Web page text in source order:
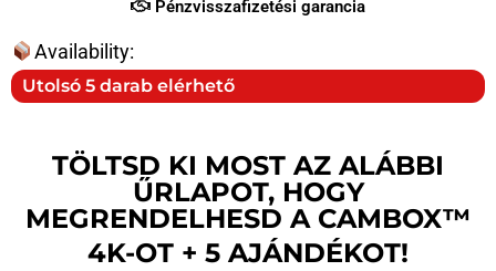
Pénzvisszafizetési garancia
Availability:
Utolsó 5 darab elérhető
TÖLTSD KI MOST AZ ALÁBBI
ŰRLAPOT, HOGY
MEGRENDELHESD A CAMBOX™
4K-OT + 5 AJÁNDÉKOT!